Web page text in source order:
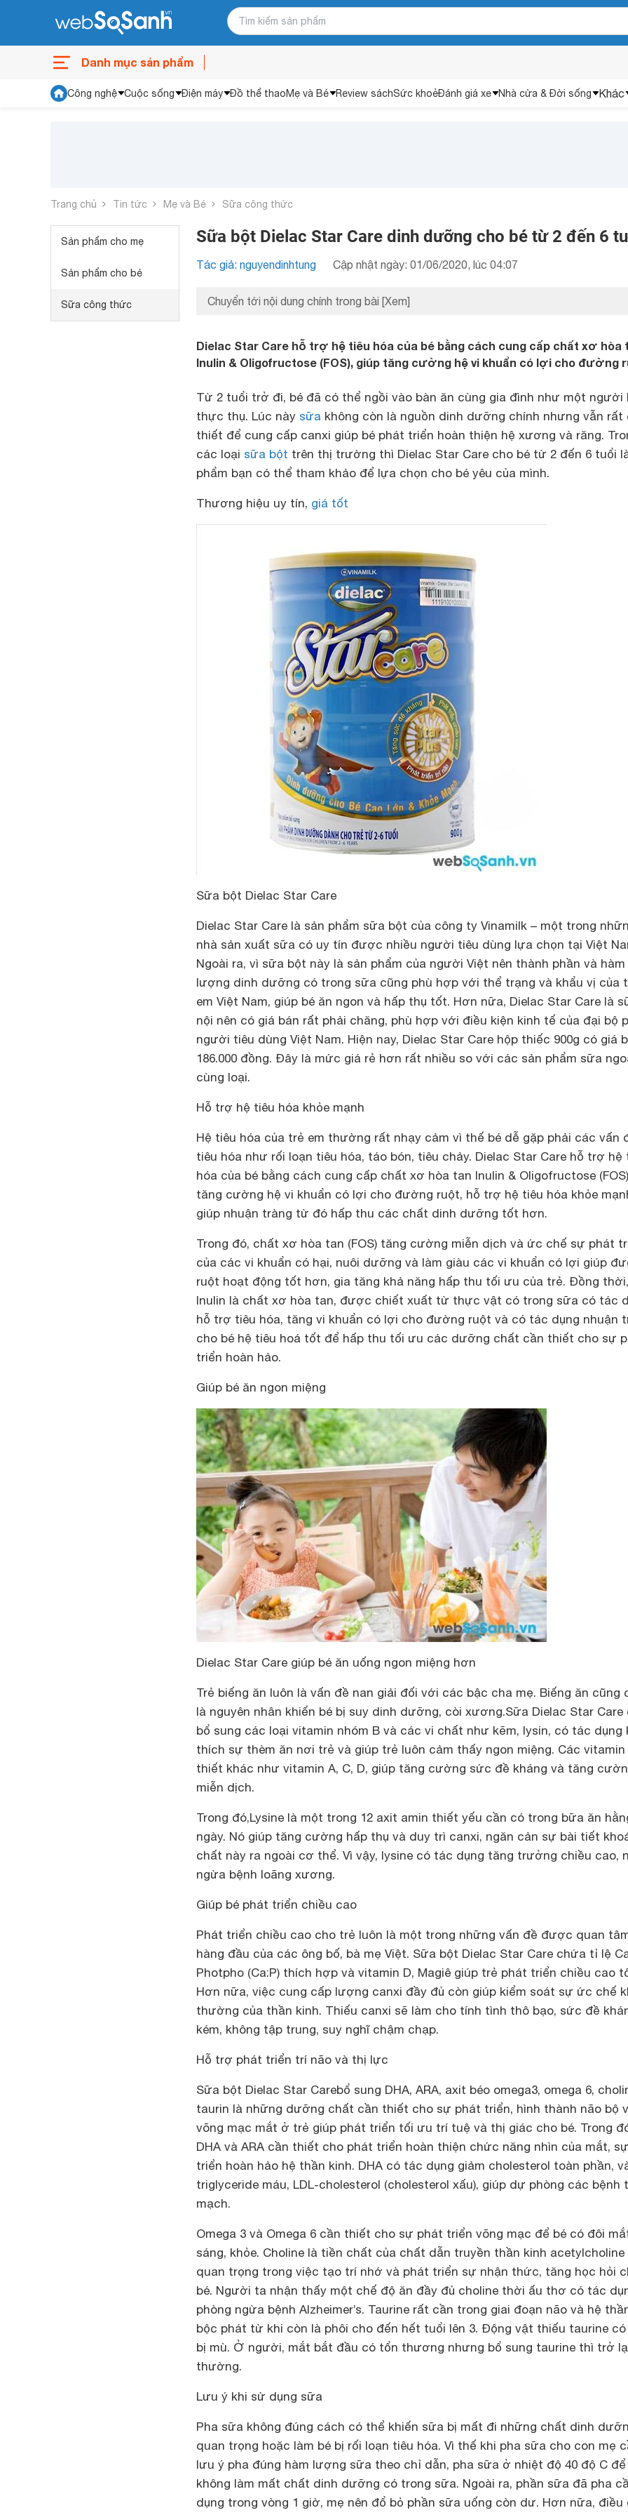
Danh mục sản phẩm
Công nghệ Cuộc sống Điện máy Đồ thể thaoMẹ và Bé Review sáchSức khoẻĐánh giá xe Nhà cửa & Đời sống Khác
Trang chủ Tin tức Mẹ và Bé Sữa công thức
Sản phẩm cho mẹ
Sản phẩm cho bé
Sữa công thức
Sữa bột Dielac Star Care dinh dưỡng cho bé từ 2 đến 6
Tác giả: nguyendinhtung Cập nhật ngày: 01/06/2020, lúc 04:07
Chuyển tới nội dung chính trong bài [Xem]
Dielac Star Care hỗ trợ hệ tiêu hóa của bé bằng cách cung cấp chất xơ hòa
Inulin & Oligofructose (FOS), giúp tăng cường hệ vi khuẩn có lợi cho đường
Từ 2 tuổi trở đi, bé đã có thể ngồi vào bàn ăn cùng gia đình như một người
thực thụ. Lúc này sữa không còn là nguồn dinh dưỡng chính nhưng vẫn rất
thiết để cung cấp canxi giúp bé phát triển hoàn thiện hệ xương và răng.
các loại sữa bột trên thị trường thì Dielac Star Care cho bé từ 2 đến 6 tuổi
phẩm bạn có thể tham khảo để lựa chọn cho bé yêu của mình.
Thương hiệu uy tín, giá tốt
Sữa bột Dielac Star Care
Dielac Star Care là sản phẩm sữa bột của công ty Vinamilk – một trong
nhà sản xuất sữa có uy tín được nhiều người tiêu dùng lựa chọn tại Việt
Ngoài ra, vì sữa bột này là sản phẩm của người Việt nên thành phần và hàm
lượng dinh dưỡng có trong sữa cũng phù hợp với thể trạng và khẩu vị của
em Việt Nam, giúp bé ăn ngon và hấp thụ tốt. Hơn nữa, Dielac Star Care là
nội nên có giá bán rất phải chăng, phù hợp với điều kiện kinh tế của đại bộ
người tiêu dùng Việt Nam. Hiện nay, Dielac Star Care hộp thiếc 900g có giá
186.000 đồng. Đây là mức giá rẻ hơn rất nhiều so với các sản phẩm sữa
cùng loại.
Hỗ trợ hệ tiêu hóa khỏe mạnh
Hệ tiêu hóa của trẻ em thường rất nhạy cảm vì thế bé dễ gặp phải các vấn
tiêu hóa như rối loạn tiêu hóa, táo bón, tiêu chảy. Dielac Star Care hỗ trợ hệ
hóa của bé bằng cách cung cấp chất xơ hòa tan Inulin & Oligofructose
tăng cường hệ vi khuẩn có lợi cho đường ruột, hỗ trợ hệ tiêu hóa khỏe
giúp nhuận tràng từ đó hấp thu các chất dinh dưỡng tốt hơn.
Trong đó, chất xơ hòa tan (FOS) tăng cường miễn dịch và ức chế sự phát
của các vi khuẩn có hại, nuôi dưỡng và làm giàu các vi khuẩn có lợi giúp
ruột hoạt động tốt hơn, gia tăng khả năng hấp thu tối ưu của trẻ. Đồng thời,
Inulin là chất xơ hòa tan, được chiết xuất từ thực vật có trong sữa có tác
hỗ trợ tiêu hóa, tăng vi khuẩn có lợi cho đường ruột và có tác dụng nhuận
cho bé hệ tiêu hoá tốt để hấp thu tối ưu các dưỡng chất cần thiết cho sự
triển hoàn hảo.
Giúp bé ăn ngon miệng
Dielac Star Care giúp bé ăn uống ngon miệng hơn
Trẻ biếng ăn luôn là vấn đề nan giải đối với các bậc cha mẹ. Biếng ăn cũng
là nguyên nhân khiến bé bị suy dinh dưỡng, còi xương.Sữa Dielac Star
bổ sung các loại vitamin nhóm B và các vi chất như kẽm, lysin, có tác dụng
thích sự thèm ăn nơi trẻ và giúp trẻ luôn cảm thấy ngon miệng. Các vitamin
thiết khác như vitamin A, C, D, giúp tăng cường sức đề kháng và tăng
miễn dịch.
Trong đó,Lysine là một trong 12 axit amin thiết yếu cần có trong bữa ăn
ngày. Nó giúp tăng cường hấp thụ và duy trì canxi, ngăn cản sự bài tiết
chất này ra ngoài cơ thể. Vì vậy, lysine có tác dụng tăng trưởng chiều cao,
ngừa bệnh loãng xương.
Giúp bé phát triển chiều cao
Phát triển chiều cao cho trẻ luôn là một trong những vấn đề được quan
hàng đầu của các ông bố, bà mẹ Việt. Sữa bột Dielac Star Care chứa tỉ lệ
Photpho (Ca:P) thích hợp và vitamin D, Magiê giúp trẻ phát triển chiều cao
Hơn nữa, việc cung cấp lượng canxi đầy đủ còn giúp kiểm soát sự ức chế
thường của thần kinh. Thiếu canxi sẽ làm cho tính tình thô bạo, sức đề
kém, không tập trung, suy nghĩ chậm chạp.
Hỗ trợ phát triển trí não và thị lực
Sữa bột Dielac Star Carebổ sung DHA, ARA, axit béo omega3, omega 6,
taurin là những dưỡng chất cần thiết cho sự phát triển, hình thành não bộ
võng mạc mắt ở trẻ giúp phát triển tối ưu trí tuệ và thị giác cho bé. Trong
DHA và ARA cần thiết cho phát triển hoàn thiện chức năng nhìn của mắt,
triển hoàn hảo hệ thần kinh. DHA có tác dụng giảm cholesterol toàn phần,
triglyceride máu, LDL-cholesterol (cholesterol xấu), giúp dự phòng các bệnh
mạch.
Omega 3 và Omega 6 cần thiết cho sự phát triển võng mạc để bé có đôi
sáng, khỏe. Choline là tiền chất của chất dẫn truyền thần kinh acetylcholine
quan trọng trong việc tạo trí nhớ và phát triển sự nhận thức, tăng học hỏi
bé. Người ta nhận thấy một chế độ ăn đầy đủ choline thời ấu thơ có tác
phòng ngừa bệnh Alzheimer’s. Taurine rất cần trong giai đoạn não và hệ
bộc phát từ khi còn là phôi cho đến hết tuổi lên 3. Động vật thiếu taurine
bị mù. Ở người, mắt bắt đầu có tổn thương nhưng bổ sung taurine thì trở
thường.
Lưu ý khi sử dụng sữa
Pha sữa không đúng cách có thể khiến sữa bị mất đi những chất dinh
quan trọng hoặc làm bé bị rối loạn tiêu hóa. Vì thế khi pha sữa cho con mẹ
lưu ý pha đúng hàm lượng sữa theo chỉ dẫn, pha sữa ở nhiệt độ 40 độ C để
không làm mất chất dinh dưỡng có trong sữa. Ngoài ra, phần sữa đã pha
dụng trong vòng 1 giờ, mẹ nên đổ bỏ phần sữa uống còn dư. Hơn nữa, điều